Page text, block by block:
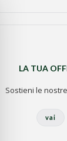
LA TUA
Sostieni le
vai